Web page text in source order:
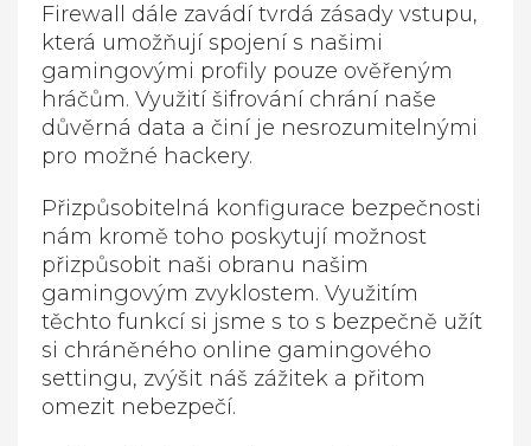
Firewall dále zavádí tvrdá zásady vstupu,
která umožňují spojení s našimi
gamingovými profily pouze ověřeným
hráčům. Využití šifrování chrání naše
důvěrná data a činí je nesrozumitelnými
pro možné hackery.
Přizpůsobitelná konfigurace bezpečnosti
nám kromě toho poskytují možnost
přizpůsobit naši obranu našim
gamingovým zvyklostem. Využitím
těchto funkcí si jsme s to s bezpečně užít
si chráněného online gamingového
settingu, zvýšit náš zážitek a přitom
omezit nebezpečí.